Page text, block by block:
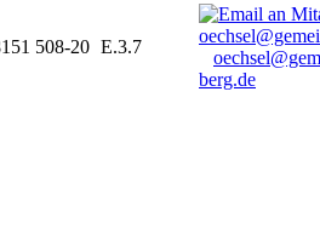
508-20 E.3.7
berg.de